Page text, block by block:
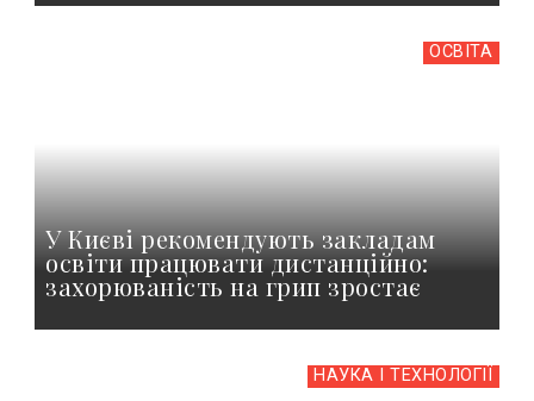
ОСВІТА
У Києві рекомендують закладам
освіти працювати дистанційно:
захорюваність на грип зростає
НАУКА І ТЕХНОЛОГІЇ